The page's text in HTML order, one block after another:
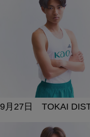
9月27日 TOKAI